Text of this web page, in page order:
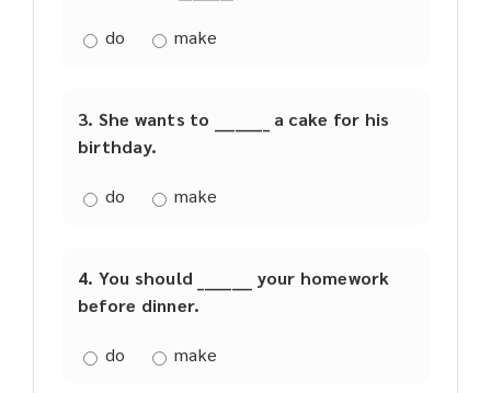
do make
3. She wants to ________ a cake for his
birthday.
do make
4. You should ________ your homework
before dinner.
do make